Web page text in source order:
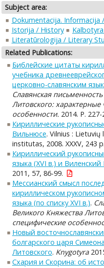
Subject area:
Dokumentacija.
Istorija / History
Literatūrologija / Literary
Related Publications:
Библейские цитаты
учебника
церковно-славянским
Славянская
Литовского:
особенности. 2014. P. 227-
Кириллические
Вильнюсе. Vilnius :
institutas, 2008. XXXV, 243 p.
Кириллический
языка (XVI в.) и
2011, 57, 86-99.
Мессианский смысл
кириллическом
языка (по списку XVI в.).
Великого Княжества
специфические
Новый
болгарского царя
Литовского. Knygotyra
Схария и Скорина: об